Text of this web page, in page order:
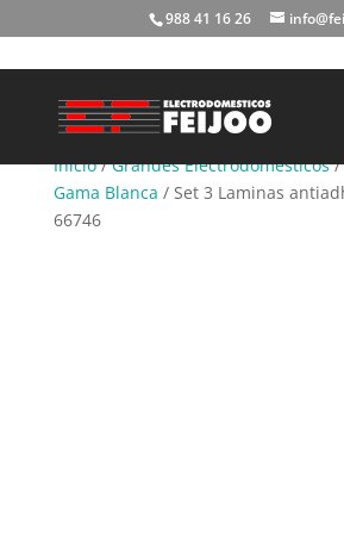
988 41 16 26
Inicio/Grandes Electrodomésticos/
Gama Blanca / Set 3 Laminas
66746